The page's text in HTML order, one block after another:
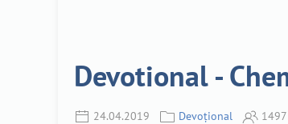
Devotional -
24.04.2019 Devoțional 1497